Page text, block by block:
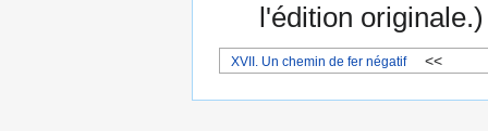
l'édition originale.)
XVII. Un chemin de fer négatif <<